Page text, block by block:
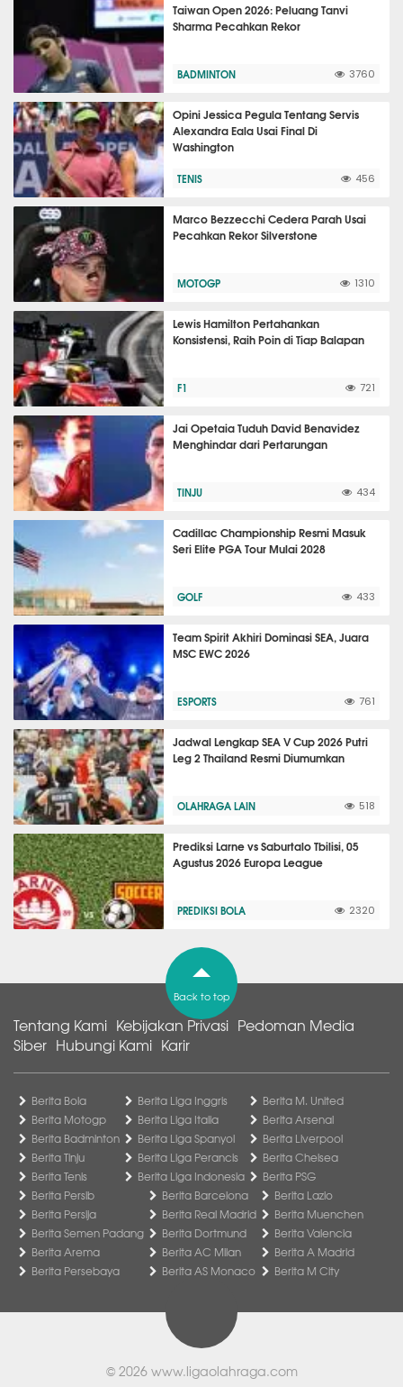
Taiwan Open 2026: Peluang Tanvi
Sharma Pecahkan Rekor
BADMINTON 3760
Opini Jessica Pegula Tentang Servis
Alexandra Eala Usai Final Di
Washington
TENIS 456
Marco Bezzecchi Cedera Parah Usai
Pecahkan Rekor Silverstone
MOTOGP 1310
Lewis Hamilton Pertahankan
Konsistensi, Raih Poin di Tiap Balapan
F1 721
Jai Opetaia Tuduh David Benavidez
Menghindar dari Pertarungan
TINJU 434
Cadillac Championship Resmi Masuk
Seri Elite PGA Tour Mulai 2028
GOLF 433
Team Spirit Akhiri Dominasi SEA, Juara
MSC EWC 2026
ESPORTS 761
Jadwal Lengkap SEA V Cup 2026 Putri
Leg 2 Thailand Resmi Diumumkan
OLAHRAGA LAIN 518
Prediksi Larne vs Saburtalo Tbilisi, 05
Agustus 2026 Europa League
PREDIKSI BOLA 2320
Back to top
Tentang Kami Kebijakan Privasi Pedoman Media
Siber Hubungi Kami Karir
Berita Bola
Berita Motogp
Berita Badminton
Berita Tinju
Berita Tenis
Berita Liga Inggris
Berita Liga Italia
Berita Liga Spanyol
Berita Liga Perancis
Berita Liga Indonesia
Berita M. United
Berita Arsenal
Berita Liverpool
Berita Chelsea
Berita PSG
Berita Persib
Berita Persija
Berita Semen Padang
Berita Arema
Berita Persebaya
Berita Barcelona
Berita Real Madrid
Berita Dortmund
Berita AC Milan
Berita AS Monaco
Berita Lazio
Berita Muenchen
Berita Valencia
Berita A Madrid
Berita M City
© 2026 www.ligaolahraga.com